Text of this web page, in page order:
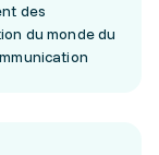
des
du monde du